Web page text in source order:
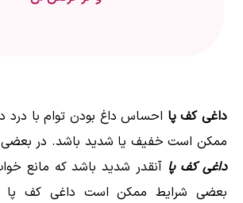
داغی کف پا احساس داغ بودن توام با درد
ممکن است خفیف یا شدید باشد. در بعضی
داغی کف پا آنقدر شدید باشد که مانع
بعضی شرایط ممکن است داغی کف پا